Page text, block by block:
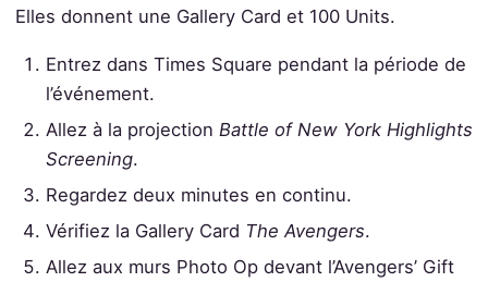
Elles donnent une Gallery Card et 100 Units.
Entrez dans Times Square pendant la période de
l’événement.
Allez à la projectionBattle of New York Highlights
Screening.
Regardez deux minutes en continu.
Vérifiez la Gallery Card The Avengers.
Allez aux murs Photo Op devant l’Avengers’ Gift